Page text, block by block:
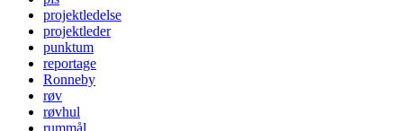
projektledelse
projektleder
punktum
reportage
Ronneby
røv
røvhul